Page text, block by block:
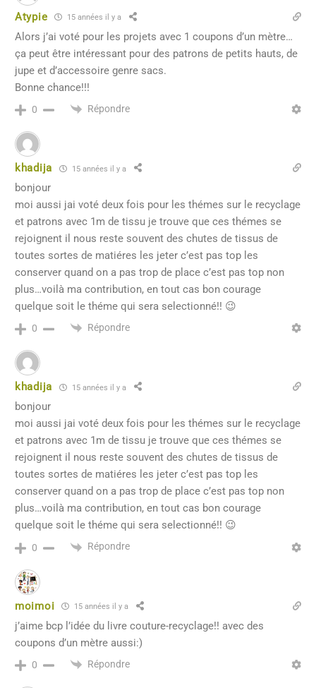
Atypie 15 années il y a
Alors j’ai voté pour les projets avec 1 coupons d’un mètre…
ça peut être intéressant pour des patrons de petits hauts, de
jupe et d’accessoire genre sacs.
Bonne chance!!!
0 Répondre
khadija 15 années il y a
bonjour
moi aussi jai voté deux fois pour les thémes sur le recyclage
et patrons avec 1m de tissu je trouve que ces thémes se
rejoignent il nous reste souvent des chutes de tissus de
toutes sortes de matiéres les jeter c’est pas top les
conserver quand on a pas trop de place c’est pas top non
plus…voilà ma contribution, en tout cas bon courage
quelque soit le théme qui sera selectionné!! 😉
0 Répondre
khadija 15 années il y a
bonjour
moi aussi jai voté deux fois pour les thémes sur le recyclage
et patrons avec 1m de tissu je trouve que ces thémes se
rejoignent il nous reste souvent des chutes de tissus de
toutes sortes de matiéres les jeter c’est pas top les
conserver quand on a pas trop de place c’est pas top non
plus…voilà ma contribution, en tout cas bon courage
quelque soit le théme qui sera selectionné!! 😉
0 Répondre
moimoi 15 années il y a
j’aime bcp l’idée du livre couture-recyclage!! avec des
coupons d’un mètre aussi:)
0 Répondre